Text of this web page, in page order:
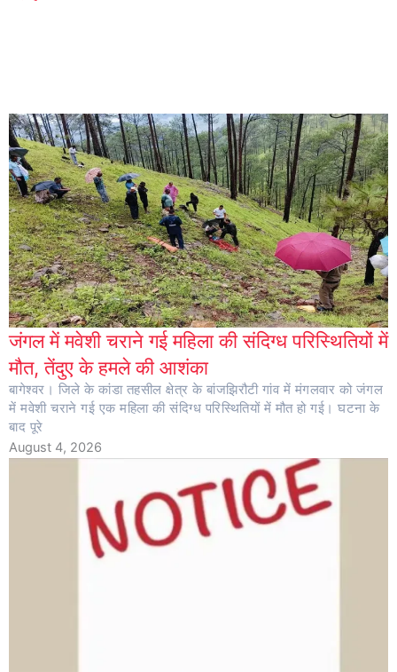
जंगल में मवेशी चराने गई महिला की संदिग्ध परिस्थितियों में
मौत, तेंदुए के हमले की आशंका
बागेश्वर। जिले के कांडा तहसील क्षेत्र के बांजझिरौटी गांव में मंगलवार को जंगल
में मवेशी चराने गई एक महिला की संदिग्ध परिस्थितियों में मौत हो गई। घटना के
बाद पूरे
August 4, 2026